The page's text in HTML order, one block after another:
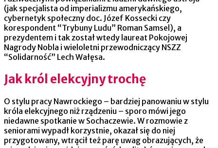
(jak specjalista od imperializmu amerykańskiego,
cybernetyk społeczny doc. Józef Kossecki czy
korespondent “Trybuny Ludu” Roman Samsel), a
prezydentem i tak został wtedy laureat Pokojowej
Nagrody Nobla i wieloletni przewodniczący NSZZ
“Solidarność” Lech Wałęsa.
Jak król elekcyjny trochę
O stylu pracy Nawrockiego – bardziej panowaniu w stylu
króla elekcyjnego niż rządzeniu – sporo mówi jego
niedawne spotkanie w Sochaczewie. W rozmowie z
seniorami wypadł korzystnie, okazał się do niej
przygotowany, wtrącił też parę uwag obrazujących, że